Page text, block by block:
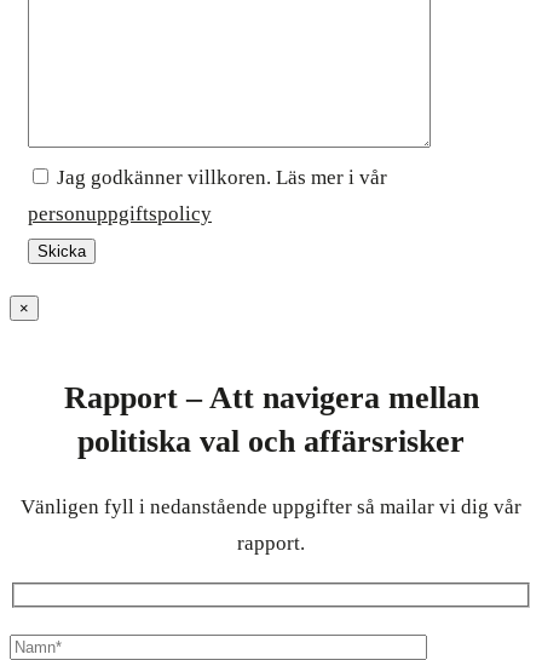
Jag godkänner villkoren. Läs mer i vår
personuppgiftspolicy
×
Rapport – Att navigera mellan
politiska val och affärsrisker
Vänligen fyll i nedanstående uppgifter så mailar vi dig vår
rapport.